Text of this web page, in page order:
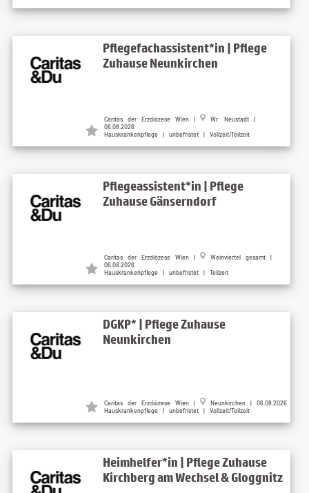
Pflegefachassistent*in | Pflege
Zuhause Neunkirchen
Caritas der Erzdiözese Wien |
Wr. Neustadt |
06.08.2026
Hauskrankenpflege | unbefristet | Vollzeit/Teilzeit
Pflegeassistent*in | Pflege
Zuhause Gänserndorf
Caritas der Erzdiözese Wien |
Weinviertel gesamt |
06.08.2026
Hauskrankenpflege | unbefristet | Teilzeit
DGKP* | Pflege Zuhause
Neunkirchen
Caritas der Erzdiözese Wien |
Neunkirchen | 06.08.2026
Hauskrankenpflege | unbefristet | Vollzeit/Teilzeit
Heimhelfer*in | Pflege Zuhause
Kirchberg am Wechsel & Gloggnitz